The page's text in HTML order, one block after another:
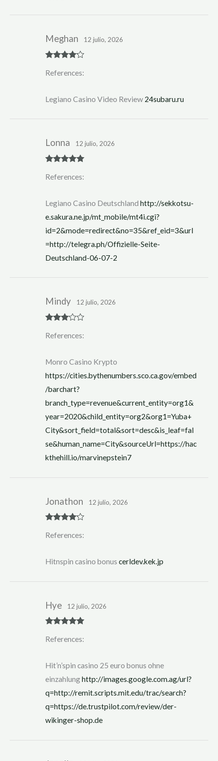
out of 5
Meghan 12 julio, 2026
References:
Legiano Casino Video Review 24subaru.ru
of 5
Lonna 12 julio, 2026
References:
Legiano Casino Deutschlandhttp://sekkotsu-
e.sakura.ne.jp/mt_mobile/mt4i.cgi?
id=2&mode=redirect&no=35&ref_eid=3&url
=http://telegra.ph/Offizielle-Seite-
Deutschland-06-07-2
out of 5
Mindy 12 julio, 2026
References:
Monro Casino Krypto
https://cities.bythenumbers.sco.ca.gov/embed
/barchart?
branch_type=revenue&current_entity=org1&
year=2020&child_entity=org2&org1=Yuba+
City&sort_field=total&sort=desc&is_leaf=fal
se&human_name=City&sourceUrl=https://hac
kthehill.io/marvinepstein7
out of 5
Jonathon 12 julio, 2026
References:
Hitnspin casino bonuscerldev.kek.jp
of 5
Hye 12 julio, 2026
References:
Hit’n’spin casino 25 euro bonus ohne
einzahlunghttp://images.google.com.ag/url?
q=http://remit.scripts.mit.edu/trac/search?
q=https://de.trustpilot.com/review/der-
wikinger-shop.de